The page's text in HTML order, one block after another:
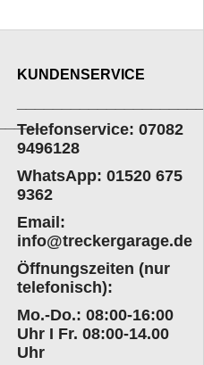
KUNDENSERVICE
Telefonservice: 07082
9496128
WhatsApp: 01520 675
9362
Email:
info@treckergarage.de
Öffnungszeiten (nur
telefonisch):
Mo.-Do.: 08:00-16:00
Uhr I Fr. 08:00-14.00
Uhr